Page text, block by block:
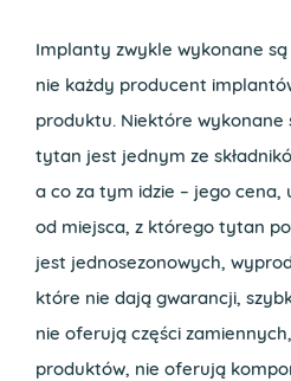
Implanty zwykle wykonane
nie każdy producent
produktu. Niektóre wykonane
tytan jest jednym ze
a co za tym idzie – jego cena,
od miejsca, z którego tytan
jest jednosezonowych,
które nie dają gwarancji,
nie oferują części
produktów, nie oferują